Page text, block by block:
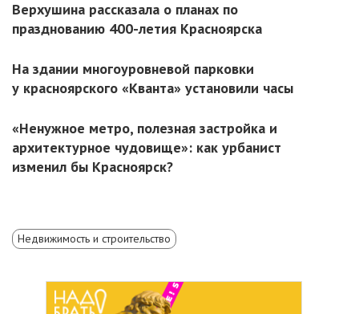
Верхушина рассказала о планах по
празднованию 400-летия Красноярска
На здании многоуровневой парковки
у красноярского «Кванта» установили часы
«Ненужное метро, полезная застройка и
архитектурное чудовище»: как урбанист
изменил бы Красноярск?
Недвижимость и строительство